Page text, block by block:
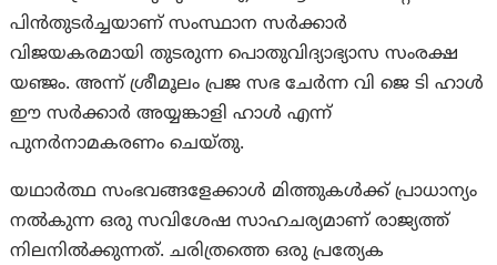
പിൻതുടർച്ചയാണ് സംസ്ഥാന സർക്കാർ
വിജയകരമായി തുടരുന്ന പൊതുവിദ്യാഭ്യാസ സംരക്ഷ
യഞ്ജം. അന്ന് ശ്രീമൂലം പ്രജ സഭ ചേർന്ന വി ജെ ടി ഹാൾ
ഈ സർക്കാർ അയ്യങ്കാളി ഹാൾ എന്ന്
പുനർനാമകരണം ചെയ്തു.
യഥാർത്ഥ സംഭവങ്ങളേക്കാൾ മിത്തുകൾക്ക് പ്രാധാന്യം
നൽകുന്ന ഒരു സവിശേഷ സാഹചര്യമാണ് രാജ്യത്ത്
നിലനിൽക്കുന്നത്. ചരിത്രത്തെ ഒരു പ്രത്യേക